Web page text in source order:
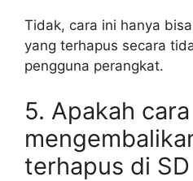
Tidak, cara ini hanya
yang terhapus secara
pengguna perangkat.
5. Apakah
terhapus di